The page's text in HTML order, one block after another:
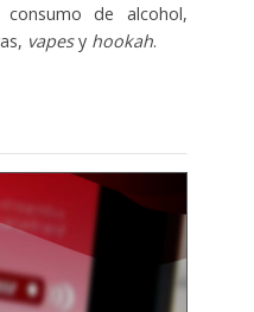
de alcohol,
vapesy hookah.